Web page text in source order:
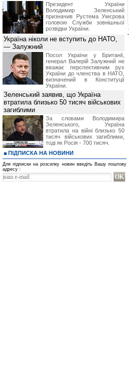
Президент України
Володимир Зеленський
призначив Pустема Умєрова
головою Служби зовнішньої
розвідки України.
Україна ніколи не вступить до НАТО,
— Залужний
Посол України у Британії,
генерал Валерій Залужний не
вважає перспективним рух
України до членства в НАТО,
визначений в Конституції
України.
Зеленський заявив, що Україна
втратила близько 50 тисяч військових
загиблими
За словами Володимира
Зеленського, Україна
втратила на війні близько 50
тисяч військових загиблими,
тоді як Росія - 700 тисяч.
ПІДПИСКА НА НОВИНИ
Для підписки на розсилку новин введіть Вашу поштову
адресу :